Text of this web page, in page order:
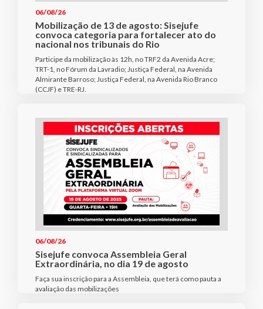
06/08/26
Mobilização de 13 de agosto: Sisejufe
convoca categoria para fortalecer ato do
nacional nos tribunais do Rio
Participe da mobilização às 12h, no TRF2 da Avenida Acre;
TRT-1, no Fórum da Lavradio; Justiça Federal, na Avenida
Almirante Barroso; Justiça Federal, na Avenida Rio Branco
(CCJF) e TRE-RJ.
06/08/26
Sisejufe convoca Assembleia Geral
Extraordinária, no dia 19 de agosto
Faça sua inscrição para a Assembleia, que terá como pauta a
avaliação das mobilizações